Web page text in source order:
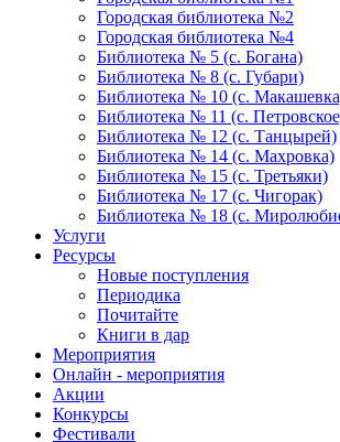
Городская библиотека №2
Городская библиотека №4
Библиотека № 5 (с. Богана)
Библиотека № 8 (с. Губари)
Библиотека № 10 (с.
Библиотека № 11 (с.
Библиотека № 12 (с. Танцырей)
Библиотека № 14 (с. Махровка)
Библиотека № 15 (с. Третьяки)
Библиотека № 17 (с. Чигорак)
Библиотека № 18 (с.
Услуги
Ресурсы
Новые поступления
Периодика
Почитайте
Книги в дар
Мероприятия
Онлайн - мероприятия
Акции
Конкурсы
Фестивали